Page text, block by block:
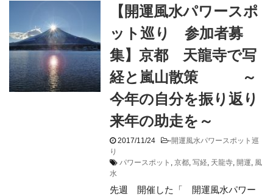
【開運風水パワースポ
ット巡り 参加者募
集】京都 天龍寺で写
経と嵐山散策 ～
今年の自分を振り返り
来年の助走を～
2017/11/24 -開運風水パワースポット巡
り
パワースポット , 京都, 写経, 天龍寺, 開運, 風
水
先週 開催した「 開運風水パワー